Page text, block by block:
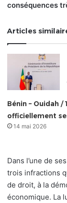
conséquences
Articles
Bénin – Ouidah
officiellement
14 mai 2026
Dans l’une de
trois infractions
de droit, à la
économique. La